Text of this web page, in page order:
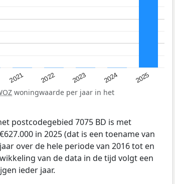
2021 2022 2023 2024 2025
woningwaarde per jaar in het
postcodegebied 7075 BD is met
in 2025 (dat is een toename van
over de hele periode van 2016 tot en
van de data in de tijd volgt een
ieder jaar.